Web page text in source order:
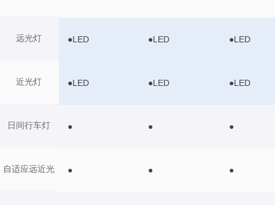
远光灯
近光灯
日间行车灯
自适应远近光
●LED ●LED ●LED
●LED ●LED ●LED
● ● ●
● ● ●